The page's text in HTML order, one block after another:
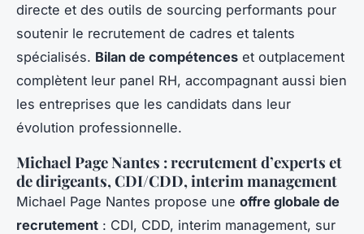
directe et des outils de sourcing performants pour
soutenir le recrutement de cadres et talents
spécialisés. Bilan de compétences et outplacement
complètent leur panel RH, accompagnant aussi bien
les entreprises que les candidats dans leur
évolution professionnelle.
Michael Page Nantes : recrutement d’experts et
de dirigeants, CDI/CDD, interim management
Michael Page Nantes propose une offre globale de
recrutement : CDI, CDD, interim management, sur